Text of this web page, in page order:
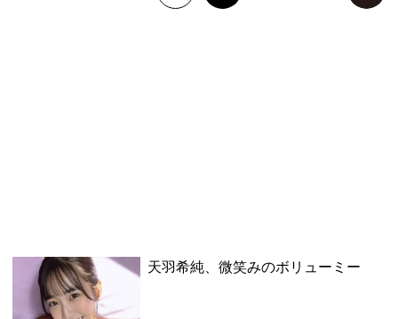
天羽希純、微笑みのボリューミー